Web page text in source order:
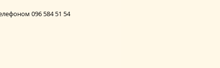
096 584 51 54